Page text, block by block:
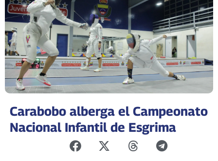
Carabobo alberga el Campeonato
Nacional Infantil de Esgrima